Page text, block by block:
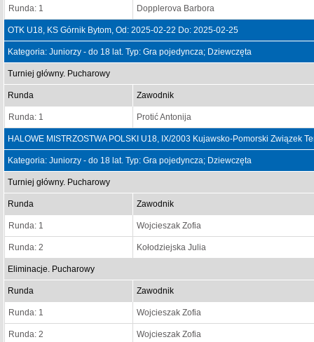
Runda: 1 Dopplerova Barbora
OTK U18, KS Górnik Bytom, Od: 2025-02-22 Do: 2025-02-25
Kategoria: Juniorzy - do 18 lat. Typ: Gra pojedyncza; Dziewczęta
Turniej główny. Pucharowy
Runda Zawodnik
Runda: 1 Protić Antonija
HALOWE MISTRZOSTWA POLSKI U18, IX/2003 Kujawsko-Pomorski Związek
Kategoria: Juniorzy - do 18 lat. Typ: Gra pojedyncza; Dziewczęta
Turniej główny. Pucharowy
Runda Zawodnik
Runda: 1 Wojcieszak Zofia
Runda: 2 Kołodziejska Julia
Eliminacje. Pucharowy
Runda Zawodnik
Runda: 1 Wojcieszak Zofia
Runda: 2 Wojcieszak Zofia